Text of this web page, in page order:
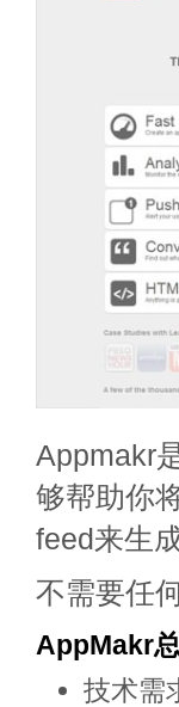
Appmakr
够帮助你
feed来生
不需要任
AppMakr
技术需